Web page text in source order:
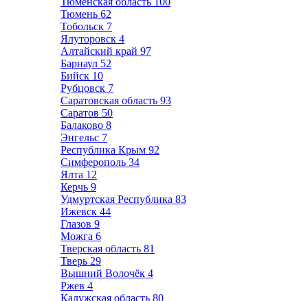
Тюмень 62
Тобольск 7
Ялуторовск 4
Алтайский край 97
Барнаул 52
Бийск 10
Рубцовск 7
Саратовская область 93
Саратов 50
Балаково 8
Энгельс 7
Республика Крым 92
Симферополь 34
Ялта 12
Керчь 9
Удмуртская Республика 83
Ижевск 44
Глазов 9
Можга 6
Тверская область 81
Тверь 29
Вышний Волочёк 4
Ржев 4
Калужская область 80